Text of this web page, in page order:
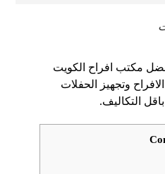
مكتب افراح الكويت
وتجهيز الحفلات
التكاليف.